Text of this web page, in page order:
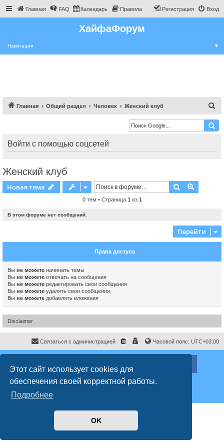
Этот сайт использует cookies для
обеспечения своей корректной работы.
Подробнее
OK
Главная FAQ Календарь Правила Вход
Регистрация
ХайфаФорум
Навигация ▼
Главная Общий раздел Человек Женский клуб
и
к
Войти с помощью соцсетей
Женский клуб
Новая тема Поиск
0 тем • Страница 1 из 1
В этом форуме нет сообщений.
Перейти
Права доступа
Вы не можете начинать темы
Вы не можете отвечать на сообщения
Вы не можете редактировать свои сообщения
Вы не можете удалять свои сообщения
Вы не можете добавлять вложения
Disclaimer
Часовой пояс: UTC+03:00
Связаться с администрацией
Создано на основеphpBB® Forum Software © phpBB Limited
Русская поддержка phpBB
Конфиденциальность